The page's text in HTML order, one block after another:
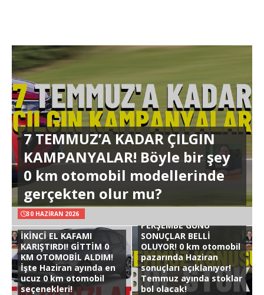
7 TEMMUZ’A KADAR ÇILGIN
KAMPANYALAR! Böyle bir şey
0 km otomobil modellerinde
gerçekten olur mu?
30 HAZIRAN 2026
İKİNCİ EL KAFAMI
KARIŞTIRDI! GİTTİM 0
KM OTOMOBİL ALDIM!
İşte Haziran ayında en
ucuz 0 km otomobil
seçenekleri!
PERŞEMBE GÜNÜ
SONUÇLAR BELLİ
OLUYOR! 0 km otomobil
pazarında Haziran
sonuçları açıklanıyor!
Temmuz ayında stoklar
bol olacak!